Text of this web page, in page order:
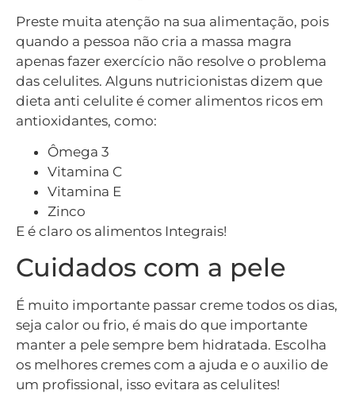
Preste muita atenção na sua alimentação, pois
quando a pessoa não cria a massa magra
apenas fazer exercício não resolve o problema
das celulites. Alguns nutricionistas dizem que
dieta anti celulite é comer alimentos ricos em
antioxidantes, como:
Ômega 3
Vitamina C
Vitamina E
Zinco
E é claro os alimentos Integrais!
Cuidados com a pele
É muito importante passar creme todos os dias,
seja calor ou frio, é mais do que importante
manter a pele sempre bem hidratada. Escolha
os melhores cremes com a ajuda e o auxilio de
um profissional, isso evitara as celulites!